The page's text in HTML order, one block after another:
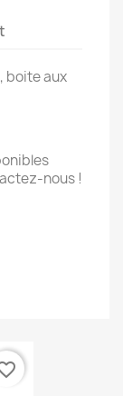
boite aux
nous !